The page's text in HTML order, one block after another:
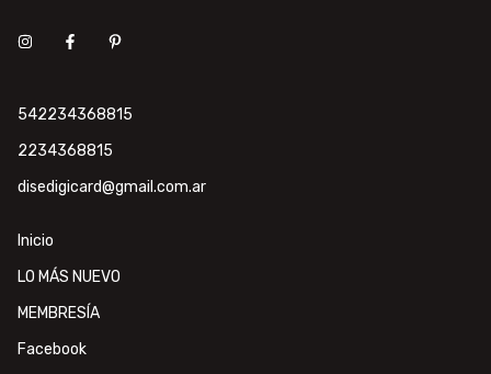
542234368815
2234368815
disedigicard@gmail.com.ar
Inicio
LO MÁS NUEVO
MEMBRESÍA
Facebook